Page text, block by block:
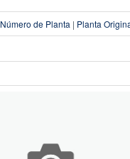
Número de Planta | Planta